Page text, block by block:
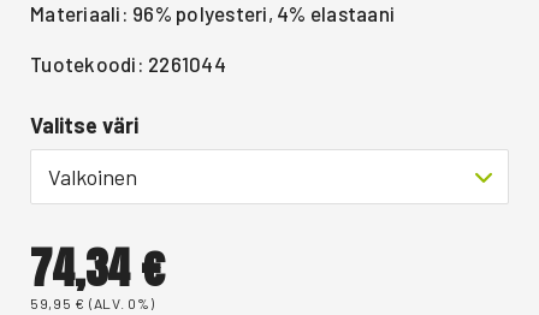
Materiaali: 96% polyesteri, 4% elastaani
Tuotekoodi: 2261044
Valitse väri
Valkoinen
74,34€
59,95 € (ALV. 0%)